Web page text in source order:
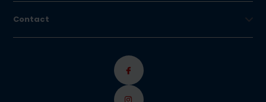
Contact